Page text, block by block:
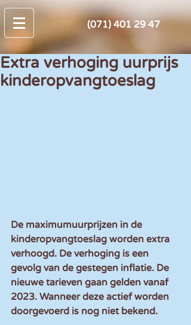
(071) 401 29 47
Extra verhoging uurprijs
kinderopvangtoeslag
De maximumuurprijzen in de
kinderopvangtoeslag worden extra
verhoogd. De verhoging is een
gevolg van de gestegen inflatie. De
nieuwe tarieven gaan gelden vanaf
2023. Wanneer deze actief worden
doorgevoerd is nog niet bekend.